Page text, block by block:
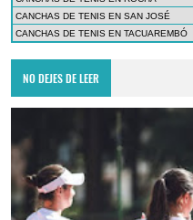
CANCHAS DE TENIS EN SAN JOSÉ
CANCHAS DE TENIS EN TACUAREMBÓ
NO DEJES DE LEER